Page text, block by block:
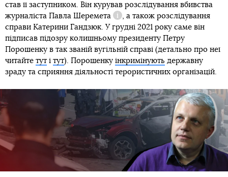
став її заступником. Він курував розслідування вбивства
журналіста Павла Шеремета
Довідка
, а також розслідування
справи Катерини Гандзюк. У грудні 2021 року саме він
підписав підозру колишньому президенту Петру
Порошенку в так званій вугільній справі (детально про неї
читайте тут і тут). Порошенку інкримінують державну
зраду та сприяння діяльності терористичних організацій.